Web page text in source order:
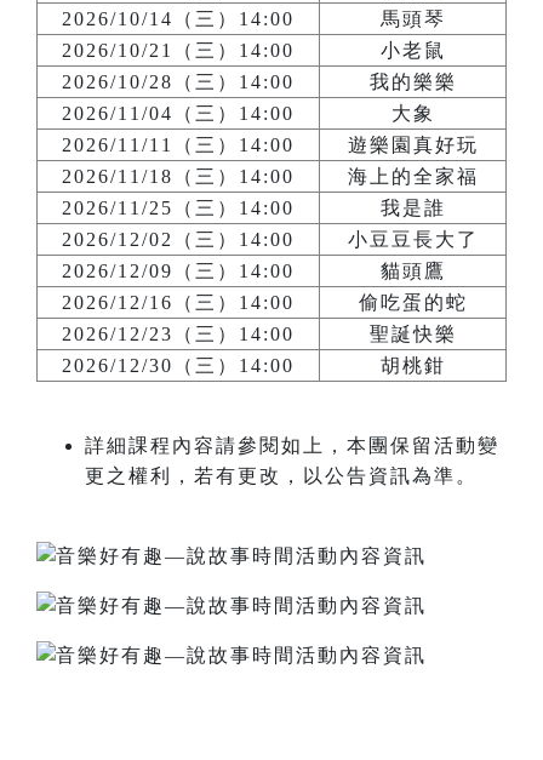
2026/10/14（三）14:00
馬頭琴
2026/10/21（三）14:00
小老鼠
2026/10/28（三）14:00
我的樂樂
2026/11/04（三）14:00
大象
2026/11/11（三）14:00
遊樂園真好玩
2026/11/18（三）14:00
海上的全家福
2026/11/25（三）14:00
我是誰
2026/12/02（三）14:00
小豆豆長大了
2026/12/09（三）14:00
貓頭鷹
2026/12/16（三）14:00
偷吃蛋的蛇
2026/12/23（三）14:00
聖誕快樂
2026/12/30（三）14:00
胡桃鉗
詳細課程內容請參閱如上，本團保留活動變
更之權利，若有更改，以公告資訊為準。